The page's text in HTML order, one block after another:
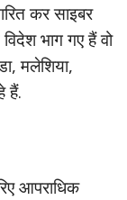
कर साइबर
भाग गए हैं वो
मलेशिया,
हैं.
आपराधिक